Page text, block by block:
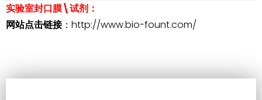
实验室封口膜\试剂：
网站点击链接： http://www.bio-fount.com/